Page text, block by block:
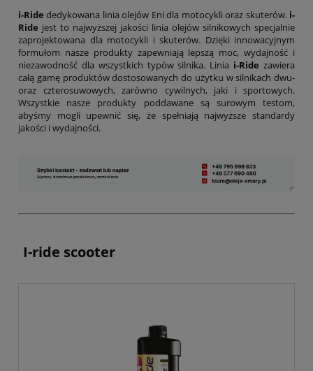
i-Ride dedykowana linia olejów Eni dla motocykli oraz skuterów. i-
Ride jest to najwyższej jakości linia olejów silnikowych specjalnie
zaprojektowana dla motocykli i skuterów. Dzięki innowacyjnym
formułom nasze produkty zapewniają lepszą moc, wydajność i
niezawodność dla wszystkich typów silnika. Linia i-Ride zawiera
całą gamę produktów dostosowanych do użytku w silnikach dwu-
oraz czterosuwowych, zarówno cywilnych, jaki i sportowych.
Wszystkie nasze produkty poddawane są surowym testom,
abyśmy mogli upewnić się, że spełniają najwyższe standardy
jakości i wydajności.
I-ride scooter